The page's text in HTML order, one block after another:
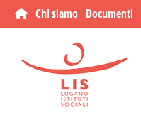
Salta
al
Chi siamo Documenti